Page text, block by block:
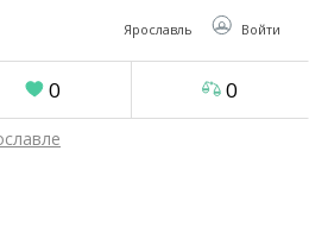
Ярославль Войти
0 0